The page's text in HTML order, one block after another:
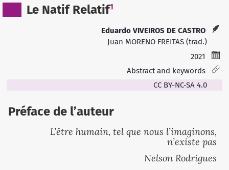
Le Natif Relatif1
Eduardo VIVEIROS DE CASTRO
Juan MORENO FREITAS (trad.)
2021
Abstract and keywords
CC BY-NC-SA 4.0
Préface de l’auteur
L’être humain, tel que nous l’imaginons,
n’existe pas
Nelson Rodrigues